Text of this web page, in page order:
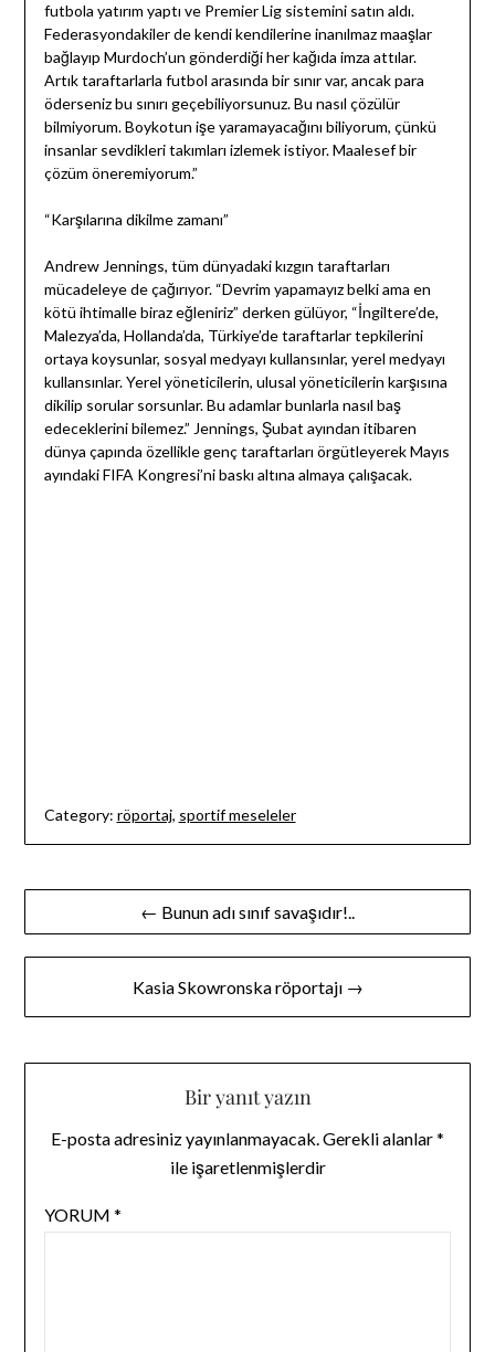
futbola yatırım yaptı ve Premier Lig sistemini satın aldı.
Federasyondakiler de kendi kendilerine inanılmaz maaşlar
bağlayıp Murdoch’un gönderdiği her kağıda imza attılar.
Artık taraftarlarla futbol arasında bir sınır var, ancak para
öderseniz bu sınırı geçebiliyorsunuz. Bu nasıl çözülür
bilmiyorum. Boykotun işe yaramayacağını biliyorum, çünkü
insanlar sevdikleri takımları izlemek istiyor. Maalesef bir
çözüm öneremiyorum.”
“Karşılarına dikilme zamanı”
Andrew Jennings, tüm dünyadaki kızgın taraftarları
mücadeleye de çağırıyor. “Devrim yapamayız belki ama en
kötü ihtimalle biraz eğleniriz” derken gülüyor, “İngiltere’de,
Malezya’da, Hollanda’da, Türkiye’de taraftarlar tepkilerini
ortaya koysunlar, sosyal medyayı kullansınlar, yerel medyayı
kullansınlar. Yerel yöneticilerin, ulusal yöneticilerin karşısına
dikilip sorular sorsunlar. Bu adamlar bunlarla nasıl baş
edeceklerini bilemez.” Jennings, Şubat ayından itibaren
dünya çapında özellikle genç taraftarları örgütleyerek Mayıs
ayındaki FIFA Kongresi’ni baskı altına almaya çalışacak.
Category: röportaj, sportif meseleler
Yazı
gezinmesi
← Bunun adı sınıf savaşıdır!..
Kasia Skowronska röportajı →
Bir yanıt yazın
E-posta adresiniz yayınlanmayacak.Gerekli alanlar*
ile işaretlenmişlerdir
YORUM *